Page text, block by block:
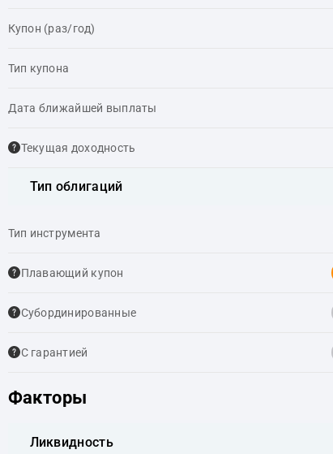
Купон (раз/год)
Тип купона
Дата ближайшей выплаты
Текущая доходность
Тип облигаций
Тип инструмента
Плавающий купон
Cубординированные
С гарантией
Факторы
Ликвидность